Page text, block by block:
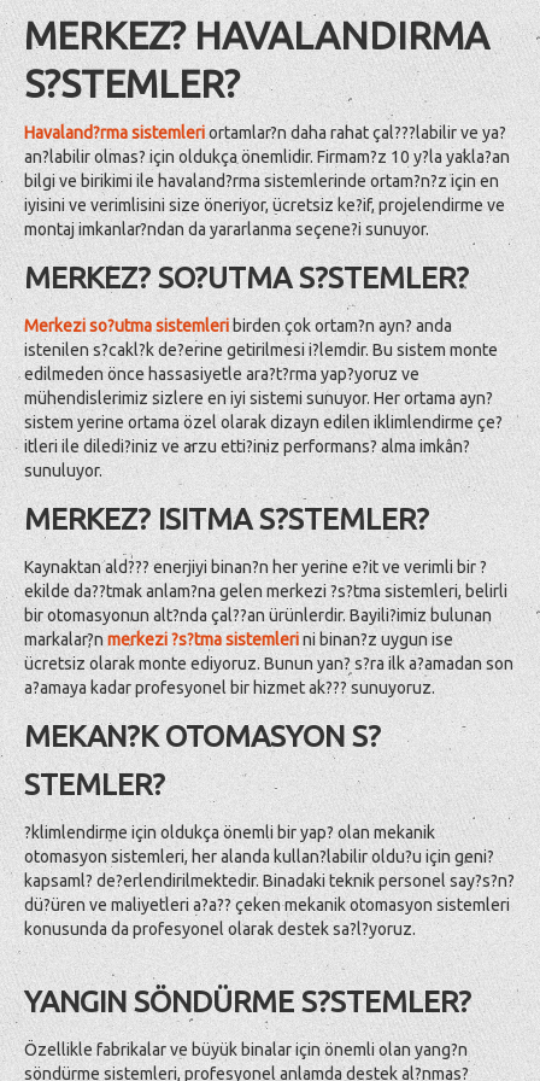
MERKEZ? HAVALANDIRMA
S?STEMLER?
Havaland?rma sistemleriortamlar?n daha rahat çal???labilir ve ya?
an?labilir olmas? için oldukça önemlidir. Firmam?z 10 y?la yakla?an
bilgi ve birikimi ile havaland?rma sistemlerinde ortam?n?z için en
iyisini ve verimlisini size öneriyor, ücretsiz ke?if, projelendirme ve
montaj imkanlar?ndan da yararlanma seçene?i sunuyor.
MERKEZ? SO?UTMA S?STEMLER?
Merkezi so?utma sistemleribirden çok ortam?n ayn? anda
istenilen s?cakl?k de?erine getirilmesi i?lemdir. Bu sistem monte
edilmeden önce hassasiyetle ara?t?rma yap?yoruz ve
mühendislerimiz sizlere en iyi sistemi sunuyor. Her ortama ayn?
sistem yerine ortama özel olarak dizayn edilen iklimlendirme çe?
itleri ile diledi?iniz ve arzu etti?iniz performans? alma imkân?
sunuluyor.
MERKEZ? ISITMA S?STEMLER?
Kaynaktan ald??? enerjiyi binan?n her yerine e?it ve verimli bir ?
ekilde da??tmak anlam?na gelen merkezi ?s?tma sistemleri, belirli
bir otomasyonun alt?nda çal??an ürünlerdir. Bayili?imiz bulunan
markalar?nmerkezi ?s?tma sistemlerini binan?z uygun ise
ücretsiz olarak monte ediyoruz. Bunun yan? s?ra ilk a?amadan son
a?amaya kadar profesyonel bir hizmet ak??? sunuyoruz.
MEKAN?K OTOMASYON S?
STEMLER?
?klimlendirme için oldukça önemli bir yap? olan mekanik
otomasyon sistemleri, her alanda kullan?labilir oldu?u için geni?
kapsaml? de?erlendirilmektedir. Binadaki teknik personel say?s?n?
dü?üren ve maliyetleri a?a?? çeken mekanik otomasyon sistemleri
konusunda da profesyonel olarak destek sa?l?yoruz.
YANGIN SÖNDÜRME S?STEMLER?
Özellikle fabrikalar ve büyük binalar için önemli olan yang?n
söndürme sistemleri, profesyonel anlamda destek al?nmas?